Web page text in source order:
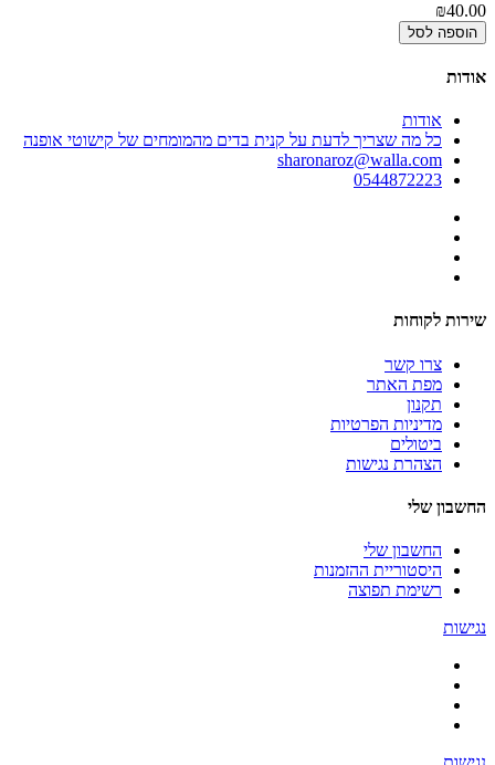
₪40.00
הוספה לסל
אודות
אודות
כל מה שצריך לדעת על קנית בדים מהמומחים של קישוטי אופנה
sharonaroz@walla.com
0544872223
שירות לקוחות
צרו קשר
מפת האתר
תקנון
מדיניות הפרטיות
ביטולים
הצהרת נגישות
החשבון שלי
החשבון שלי
היסטוריית ההזמנות
רשימת תפוצה
נגישות